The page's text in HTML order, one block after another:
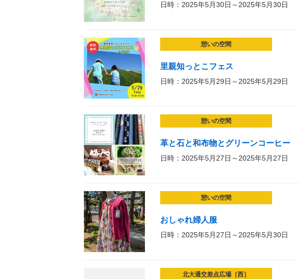
日時：2025年5月30日～2025年5月30日
憩いの空間
里親知っとこフェス
日時：2025年5月29日～2025年5月29日
憩いの空間
革と石と和布物とグリーンコーヒー
日時：2025年5月27日～2025年5月27日
憩いの空間
おしゃれ婦人服
日時：2025年5月27日～2025年5月30日
北大通交差点広場［西］